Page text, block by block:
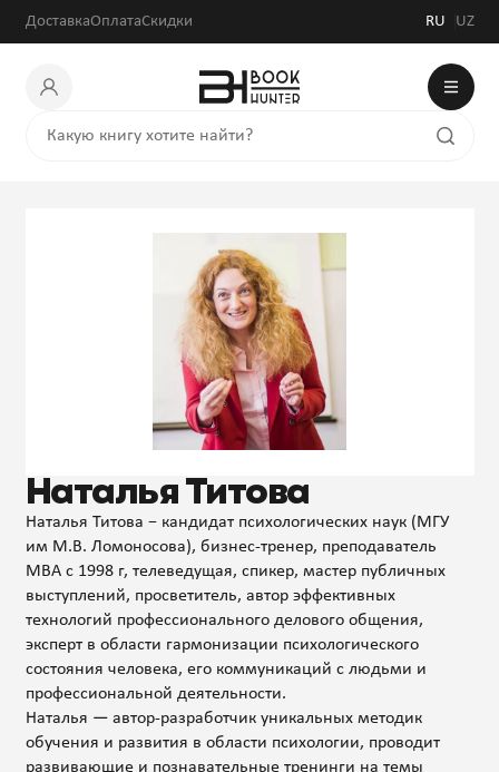
ДоставкаОплатаСкидки RU UZ
Наталья Титова
Наталья Титова − кандидат психологических наук (МГУ
им М.В. Ломоносова), бизнес-тренер, преподаватель
МВА с 1998 г, телеведущая, спикер, мастер публичных
выступлений, просветитель, автор эффективных
технологий профессионального делового общения,
эксперт в области гармонизации психологического
состояния человека, его коммуникаций с людьми и
профессиональной деятельности.
Наталья — автор-разработчик уникальных методик
обучения и развития в области психологии, проводит
развивающие и познавательные тренинги на темы